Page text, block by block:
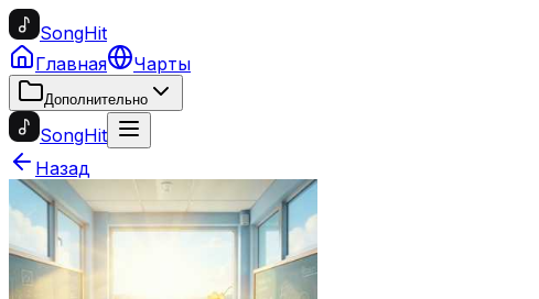
SongHit
Главная
Чарты
Дополнительно
SongHit
Назад